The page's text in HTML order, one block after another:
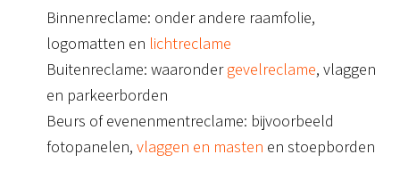
Binnenreclame: onder andere raamfolie,
logomatten en lichtreclame
Buitenreclame: waarondergevelreclame, vlaggen
en parkeerborden
Beurs of evenenmentreclame: bijvoorbeeld
fotopanelen,vlaggen en masten en stoepborden